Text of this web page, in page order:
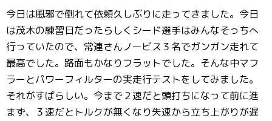
今日は風邪で倒れて依頼久しぶりに走ってきました。今日
は茂木の練習日だったらしくシード選手はみんなそっちへ
行っていたので、常連さんノービス３名でガンガン走れて
最高でした。路面もかなりフラットでした。そんな中マフ
ラーとパワーフィルターの実走行テストをしてみました。
それがすばらしい。今まで２速だと頭打ちになって前に進
まず、３速だとトルクが無くなり失速から立ち上がりが遅